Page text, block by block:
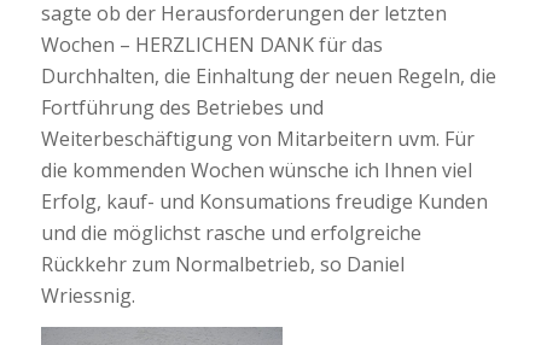
sagte ob der Herausforderungen der letzten
Wochen – HERZLICHEN DANK für das
Durchhalten, die Einhaltung der neuen Regeln, die
Fortführung des Betriebes und
Weiterbeschäftigung von Mitarbeitern uvm. Für
die kommenden Wochen wünsche ich Ihnen viel
Erfolg, kauf- und Konsumations freudige Kunden
und die möglichst rasche und erfolgreiche
Rückkehr zum Normalbetrieb, so Daniel
Wriessnig.